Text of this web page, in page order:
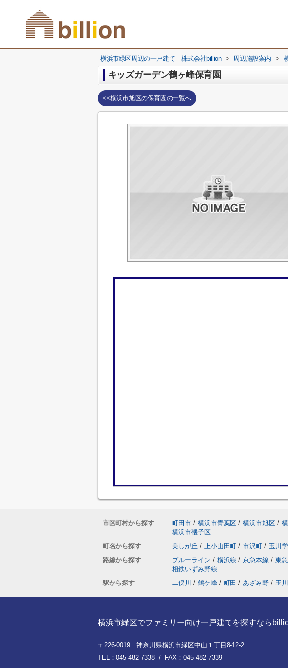
横浜市緑区周辺の一戸建て｜株式会社billion > 周辺施設案内 >
キッズガーデン鶴ヶ峰保育園
<<横浜市旭区の保育園の一覧へ
市区町村から探す 町田市 / 横浜市青葉区 / 横浜市旭区 /
横浜市磯子区
町名から探す
美しが丘 / 上小山田町 / 市沢町 / 玉川
路線から探す
ブルーライン / 横浜線 / 京急本線 / 東
相鉄いずみ野線
駅から探す
二俣川 / 鶴ケ峰 / 町田 / あざみ野 / 玉
横浜市緑区でファミリー向け一戸建てを探すなら
〒226-0019 神奈川県横浜市緑区中山１丁目8-12-2
TEL：045-482-7338 / FAX：045-482-7339